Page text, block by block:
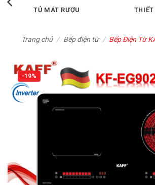
TỦ MÁT RƯỢU
Trang chủ / Bếp điện từ / Bếp Điện Từ
-19%